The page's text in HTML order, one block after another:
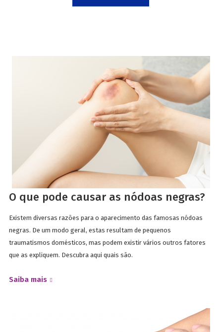
O que pode causar as nódoas negras?
Existem diversas razões para o aparecimento das famosas nódoas
negras. De um modo geral, estas resultam de pequenos
traumatismos domésticos, mas podem existir vários outros fatores
que as expliquem. Descubra aqui quais são.
Saiba mais